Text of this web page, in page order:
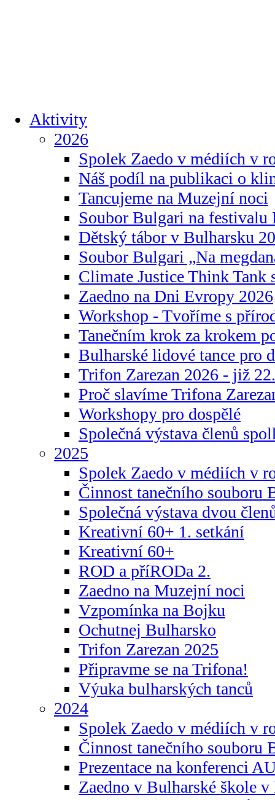
Aktivity
2026
Spolek Zaedo v médiích v
Náš podíl na publikaci o
Tancujeme na Muzejní noci
Soubor Bulgari na festivalu
Dětský tábor v Bulharsku
Soubor Bulgari „Na
Climate Justice Think Tank
Zaedno na Dni Evropy 2026
Workshop - Tvoříme s
Tanečním krok za krokem
Bulharské lidové tance pro
Trifon Zarezan 2026 - již
Proč slavíme Trifona
Workshopy pro dospělé
Společná výstava členů
2025
Spolek Zaedo v médiích v
Činnost tanečního souboru
Společná výstava dvou
Kreativní 60+ 1. setkání
Kreativní 60+
ROD a příRODa 2.
Zaedno na Muzejní noci
Vzpomínka na Bojku
Ochutnej Bulharsko
Trifon Zarezan 2025
Připravme se na Trifona!
Výuka bulharských tanců
2024
Spolek Zaedo v médiích v
Činnost tanečního souboru
Prezentace na konferenci
Zaedno v Bulharské škole v